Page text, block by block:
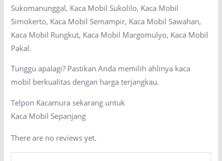
Sukomanunggal, Kaca Mobil Sukolilo, Kaca Mobil
Simokerto, Kaca Mobil Semampir, Kaca Mobil Sawahan,
Kaca Mobil Rungkut, Kaca Mobil Margomulyo, Kaca Mobil
Pakal.
Tunggu apalagi? Pastikan Anda memilih ahlinya kaca
mobil berkualitas dengan harga terjangkau.
Telpon Kacamura sekarang untuk
Kaca Mobil Sepanjang
There are no reviews yet.